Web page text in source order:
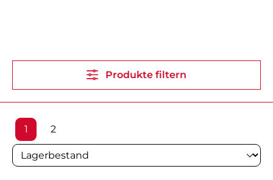
Produkte filtern
Seite
1 Seite
2